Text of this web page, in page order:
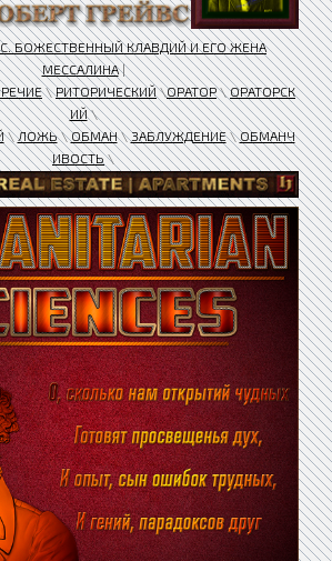
БОЖЕСТВЕННЫЙ КЛАВДИЙ И ЕГО ЖЕНА
МЕССАЛИНА|
\РИТОРИЧЕСКИЙ\ОРАТОР\ОРАТОРСК
ИЙ\
\ЛОЖЬ\ОБМАН\ЗАБЛУЖДЕНИЕ\ОБМАНЧ
ИВОСТЬ\